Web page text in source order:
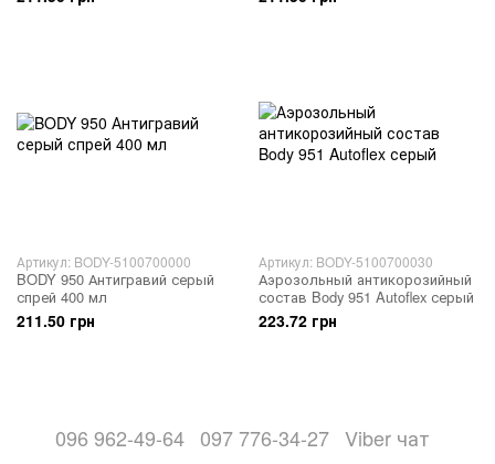
Артикул: BODY-5100700000
BODY 950 Антигравий серый
спрей 400 мл
211.50 грн
Артикул: BODY-5100700030
Аэрозольный антикорозийный
состав Body 951 Autoflex серый
223.72 грн
096 962-49-64 097 776-34-27 Viber чат